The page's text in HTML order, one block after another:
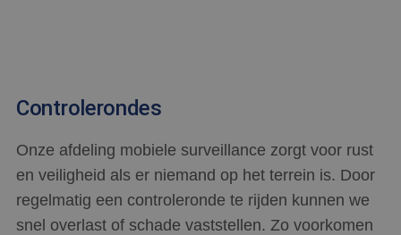
Controlerondes
Onze afdeling mobiele surveillance zorgt voor rust
en veiligheid als er niemand op het terrein is. Door
regelmatig een controleronde te rijden kunnen we
snel overlast of schade vaststellen. Zo voorkomen